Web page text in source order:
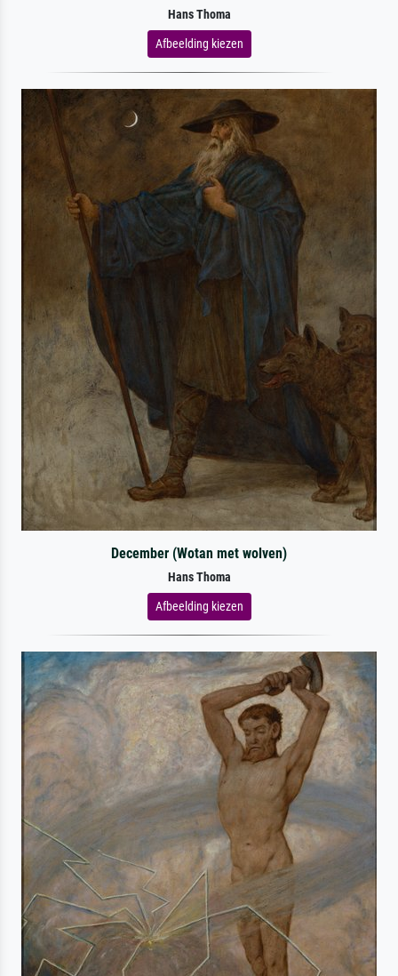
Hans Thoma
Afbeelding kiezen
December (Wotan met wolven)
Hans Thoma
Afbeelding kiezen